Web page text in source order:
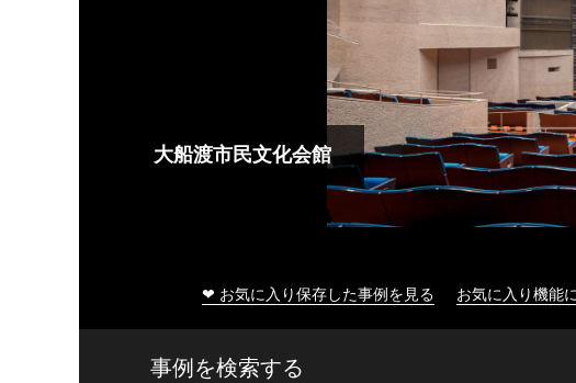
大船渡市民文化会館
❤ お気に入り保存した事例を見る お気に入り機能
事例を検索する